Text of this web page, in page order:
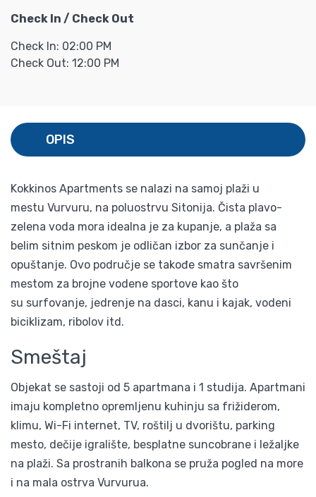
Check In / Check Out
Check In: 02:00 PM
Check Out: 12:00 PM
OPIS
Kokkinos Apartments se nalazi na samoj plaži u
mestu Vurvuru, na poluostrvu Sitonija. Čista plavo-
zelena voda mora idealna je za kupanje, a plaža sa
belim sitnim peskom je odličan izbor za sunčanje i
opuštanje. Ovo područje se takođe smatra savršenim
mestom za brojne vodene sportove kao što
su surfovanje, jedrenje na dasci, kanu i kajak, vodeni
biciklizam, ribolov itd.
Smeštaj
Objekat se sastoji od 5 apartmana i 1 studija. Apartmani
imaju kompletno opremljenu kuhinju sa frižiderom,
klimu, Wi-Fi internet, TV, roštilj u dvorištu, parking
mesto, dečije igralište, besplatne suncobrane i ležaljke
na plaži. Sa prostranih balkona se pruža pogled na more
i na mala ostrva Vurvurua.